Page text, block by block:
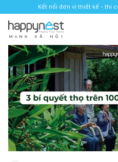
Kết nối đơn vị thiết kế - thi
M Ạ N G X Ã H Ộ I